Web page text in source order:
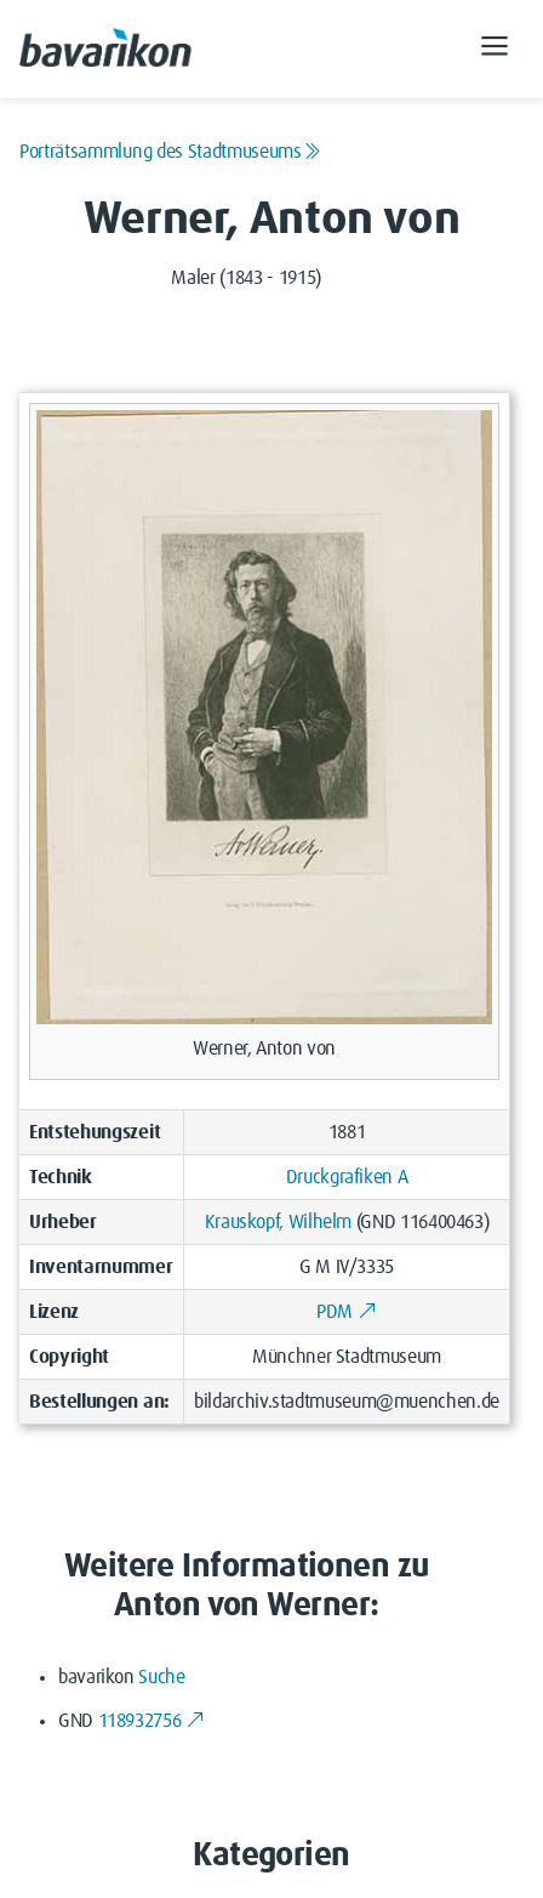
Porträtsammlung des Stadtmuseums
Werner, Anton von
Maler (1843 - 1915)
Werner, Anton von
Entstehungszeit 1881
Technik Druckgrafiken A
Urheber Krauskopf, Wilhelm (GND 116400463)
Inventarnummer G M IV/3335
Lizenz PDM
Copyright Münchner Stadtmuseum
Bestellungen an: bildarchiv.stadtmuseum@muenchen.de
Weitere Informationen zu
Anton von Werner:
bavarikonSuche
GND 118932756
Kategorien